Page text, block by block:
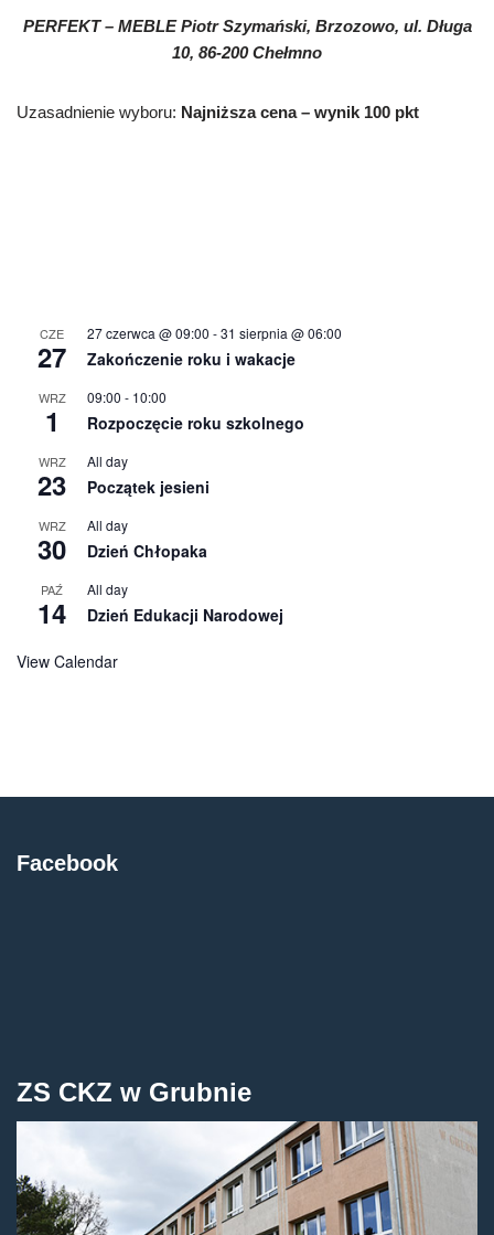
PERFEKT – MEBLE Piotr Szymański, Brzozowo, ul. Długa
10, 86-200 Chełmno
Uzasadnienie wyboru: Najniższa cena – wynik 100 pkt
CZE
27
27 czerwca @ 09:00 -31 sierpnia @ 06:00
Zakończenie roku i wakacje
WRZ
1
09:00 - 10:00
Rozpoczęcie roku szkolnego
WRZ
23
All day
Początek jesieni
WRZ
30
All day
Dzień Chłopaka
PAŹ
14
All day
Dzień Edukacji Narodowej
View Calendar
Facebook
ZS CKZ w Grubnie